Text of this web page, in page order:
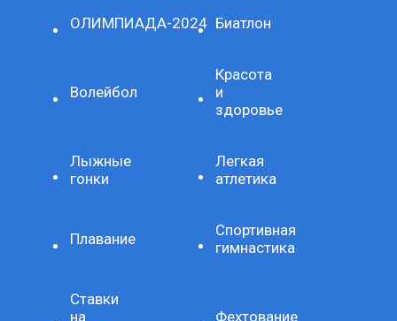
ОЛИМПИАДА-2024 Биатлон
Волейбол
Красота
и
здоровье
Лыжные
гонки
Легкая
атлетика
Плавание
Спортивная
гимнастика
Ставки
на
Фехтование